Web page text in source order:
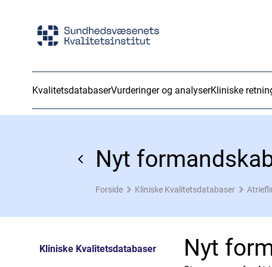
KvalitetsdatabaserVurderinger og analyserKliniske
Nyt
Forside Kliniske Kvalitetsdatabaser
Kliniske Kvalitetsdatabaser Nyt